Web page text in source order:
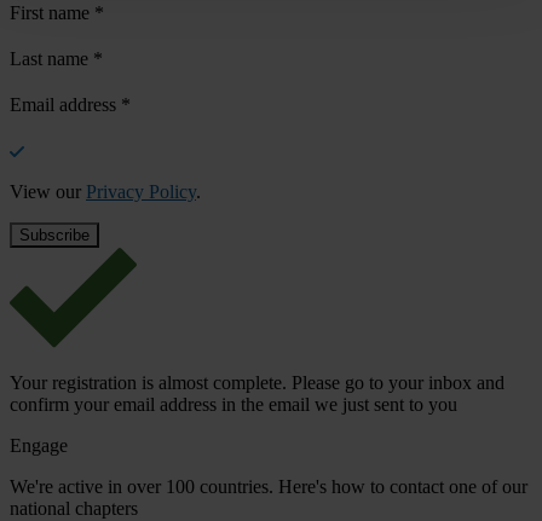
First name *
Last name *
Email address *
View our Privacy Policy.
Your registration is almost complete. Please go to your inbox and
confirm your email address in the email we just sent to you
Engage
We're active in over 100 countries. Here's how to contact one of our
national chapters